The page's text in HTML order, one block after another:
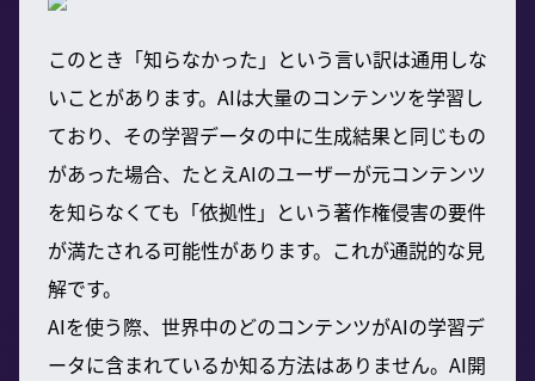
このとき「知らなかった」という言い訳は通用しな
いことがあります。AIは大量のコンテンツを学習し
ており、その学習データの中に生成結果と同じもの
があった場合、たとえAIのユーザーが元コンテンツ
を知らなくても「依拠性」という著作権侵害の要件
が満たされる可能性があります。これが通説的な見
解です。
AIを使う際、世界中のどのコンテンツがAIの学習デ
ータに含まれているか知る方法はありません。AI開